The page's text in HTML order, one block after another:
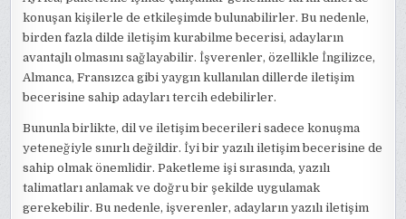
konuşan kişilerle de etkileşimde bulunabilirler. Bu nedenle,
birden fazla dilde iletişim kurabilme becerisi, adayların
avantajlı olmasını sağlayabilir. İşverenler, özellikle İngilizce,
Almanca, Fransızca gibi yaygın kullanılan dillerde iletişim
becerisine sahip adayları tercih edebilirler.
Bununla birlikte, dil ve iletişim becerileri sadece konuşma
yeteneğiyle sınırlı değildir. İyi bir yazılı iletişim becerisine de
sahip olmak önemlidir. Paketleme işi sırasında, yazılı
talimatları anlamak ve doğru bir şekilde uygulamak
gerekebilir. Bu nedenle, işverenler, adayların yazılı iletişim